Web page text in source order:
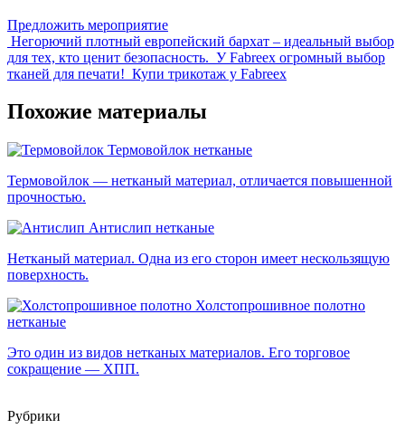
Предложить мероприятие
Негорючий плотный европейский бархат – идеальный выбор
для тех, кто ценит безопасность. У Fabreex огромный выбор
тканей для печати! Купи трикотаж у Fabreex
Похожие материалы
Термовойлок нетканые
Термовойлок — нетканый материал, отличается повышенной
прочностью.
Антислип нетканые
Нетканый материал. Одна из его сторон имеет нескользящую
поверхность.
Холстопрошивное полотно
нетканые
Это один из видов нетканых материалов. Его торговое
сокращение — ХПП.
Рубрики